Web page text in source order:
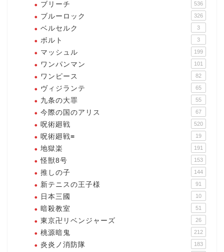
ブリーチ 536
ブルーロック 326
ベルセルク 3
ボルト 3
マッシュル 199
ワンパンマン 101
ワンピース 82
ヴィジランテ 65
九条の大罪 55
今際の国のアリス 67
呪術廻戦 520
呪術廻戦≡ 19
地獄楽 191
怪獣8号 153
推しの子 144
新テニスの王子様 91
日本三國 10
暗殺教室 51
東京卍リベンジャーズ 26
桃源暗鬼 212
炎炎ノ消防隊 183